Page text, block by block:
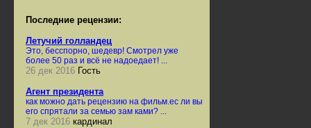
Последние рецензии:
Летучий голландец
Это, бесспорно, шедевр! Смотрел уже
более 50 раз и всё не надоедает! ...
26 дек 2016 Гость
Агент президента
как можно дать рецензию на фильм.ес ли вы
его спрятали за семью зам ками? ...
7 дек 2016 кардинал